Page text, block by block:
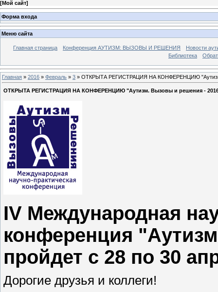
[Мой сайт]
Форма входа
Меню сайта
Главная страница Конференция АУТИЗМ: ВЫЗОВЫ И РЕШЕНИЯ
Новости
Библиотека
Главная » 2016 » Февраль » 3 » ОТКРЫТА РЕГИСТРАЦИЯ НА КОНФЕРЕНЦИЮ
ОТКРЫТА РЕГИСТРАЦИЯ НА КОНФЕРЕНЦИЮ "Аутизм. Вызовы и решения -
IV Международная
конференция
пройдет с 28 по 30
Дорогие друзья и коллеги!